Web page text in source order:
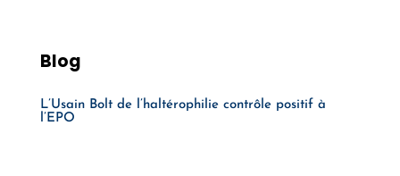
Blog
L’Usain Bolt de l’haltérophilie contrôle positif à
l’EPO